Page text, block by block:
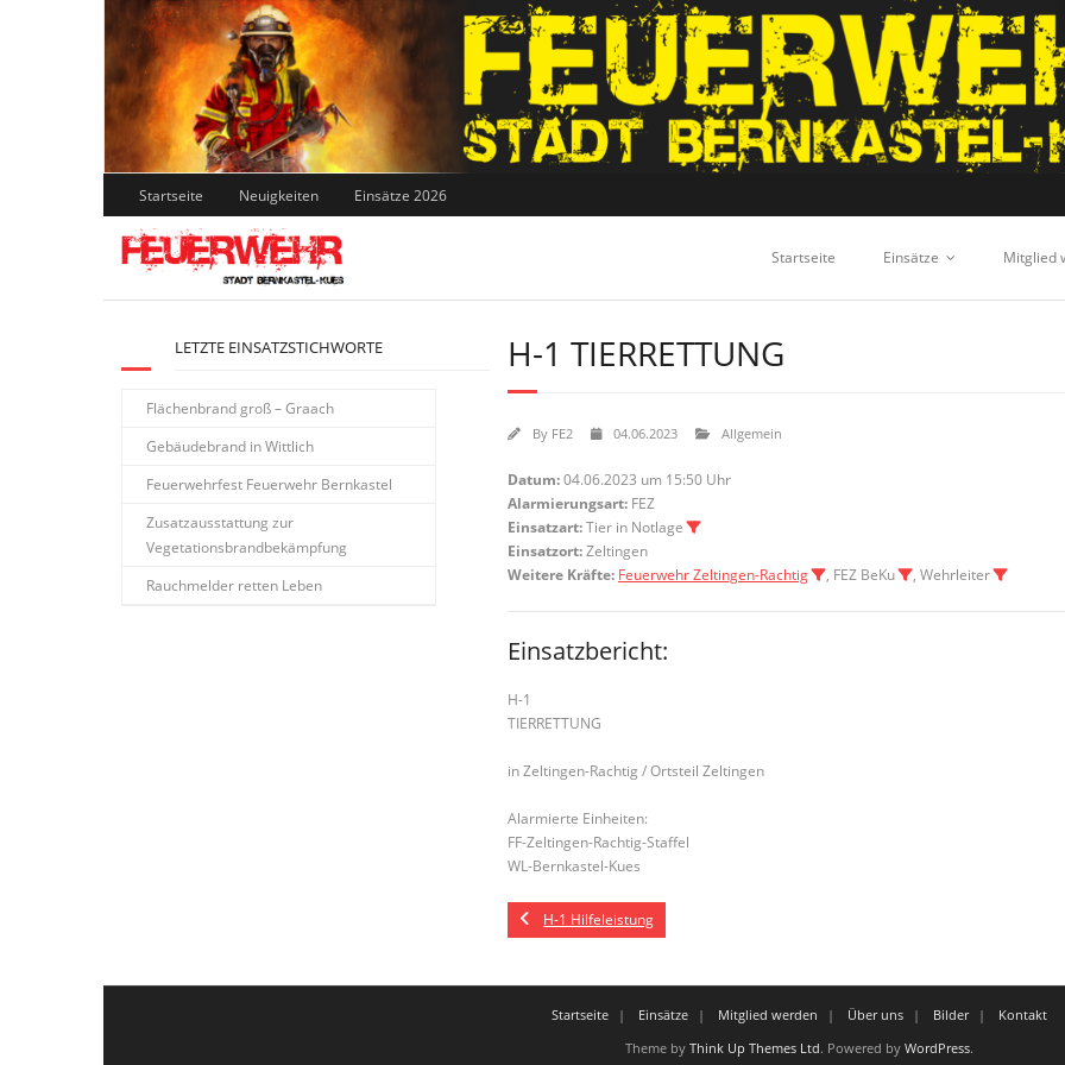
Skip
to
content
Startseite Neuigkeiten Einsätze 2026
Startseite Einsätze Mitglied
H-1 TIERRETTUNG
By FE2 04.06.2023 Allgemein
Datum:04.06.2023 um 15:50 Uhr
Alarmierungsart: FEZ
Einsatzart:Tier in Notlage
Einsatzort:Zeltingen
Weitere Kräfte: Feuerwehr Zeltingen-Rachtig , FEZ BeKu , Wehrleiter
Einsatzbericht:
H-1
TIERRETTUNG
in Zeltingen-Rachtig / Ortsteil Zeltingen
Alarmierte Einheiten:
FF-Zeltingen-Rachtig-Staffel
WL-Bernkastel-Kues
H-1 Hilfeleistung
LETZTE EINSATZSTICHWORTE
Flächenbrand groß – Graach
Gebäudebrand in Wittlich
Feuerwehrfest Feuerwehr Bernkastel
Zusatzausstattung zur
Vegetationsbrandbekämpfung
Rauchmelder retten Leben
Startseite Einsätze Mitglied werden Über uns Bilder
Kontakt
Theme by Think Up Themes Ltd. Powered by WordPress.